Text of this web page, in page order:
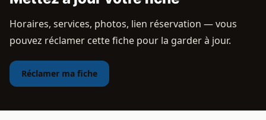
Horaires, services, photos, lien réservation — vous
pouvez réclamer cette fiche pour la garder à jour.
Réclamer ma fiche